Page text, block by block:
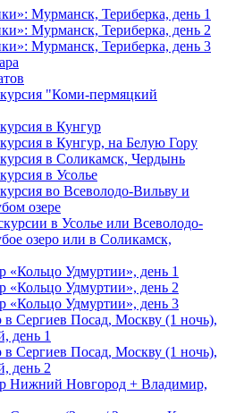
Мурманск, Териберка, день 1
Мурманск, Териберка, день 2
Мурманск, Териберка, день 3
"Коми-пермяцкий
в Кунгур
в Кунгур, на Белую Гору
в Соликамск, Чердынь
в Усолье
во Всеволодо-Вильву и
озере
в Усолье или Всеволодо-
озеро или в Соликамск,
«Кольцо Удмуртии», день 1
«Кольцо Удмуртии», день 2
«Кольцо Удмуртии», день 3
в Сергиев Посад, Москву (1 ночь),
день 1
в Сергиев Посад, Москву (1 ночь),
день 2
Нижний Новгород + Владимир,